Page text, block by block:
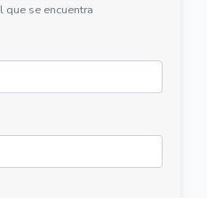
que se encuentra